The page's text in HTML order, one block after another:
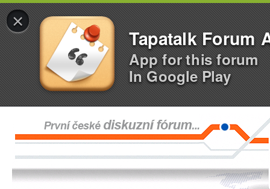
×
Tapatalk Forum
App for this forum
In Google Play